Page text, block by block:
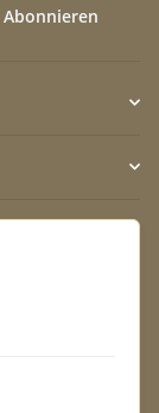
Abonnieren